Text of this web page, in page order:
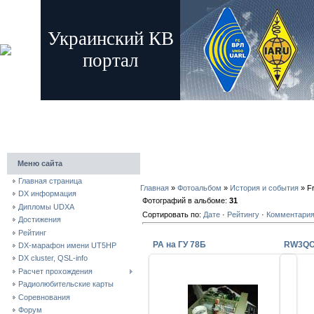
Украинский КВ
портал
Меню сайта
Главная страница
DX информация
Дипломы UDXA
Достижения
Рейтинг
DX-марафон имени UT5HP
DX cluster, QSL-info
Расчет прохождения
Радиолюбительские карты
Соревнования
Форум
Главная » Фотоальбом » История и события »
Фотографий в альбоме: 31
Сортировать по: Дате · Рейтингу ·
PA на ГУ 78Б
01.07.2009
OM power amplifier на ГУ 78Б